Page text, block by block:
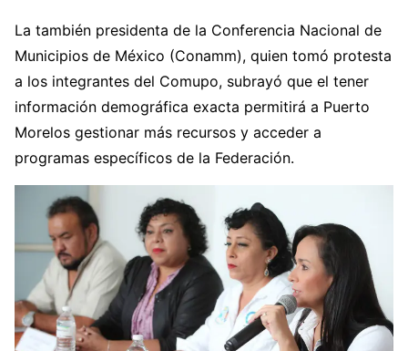
La también presidenta de la Conferencia Nacional de
Municipios de México (Conamm), quien tomó protesta
a los integrantes del Comupo, subrayó que el tener
información demográfica exacta permitirá a Puerto
Morelos gestionar más recursos y acceder a
programas específicos de la Federación.